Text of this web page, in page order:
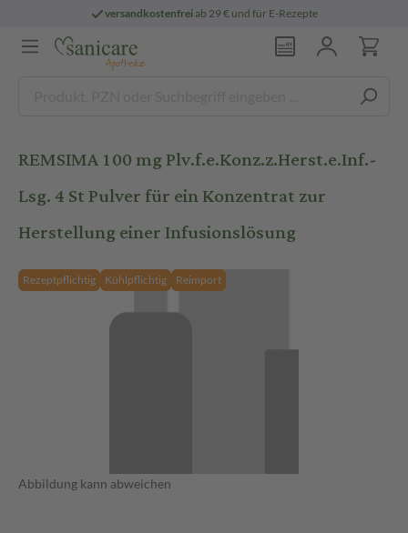
versandkostenfreiab 29 € und für E-Rezepte
REMSIMA 100 mg Plv.f.e.Konz.z.Herst.e.Inf.-
Lsg. 4 St Pulver für ein Konzentrat zur
Herstellung einer Infusionslösung
Rezeptpflichtig Kühlpflichtig Reimport
Abbildung kann abweichen